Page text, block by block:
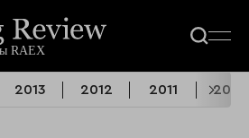
2013 2012 2011 2010